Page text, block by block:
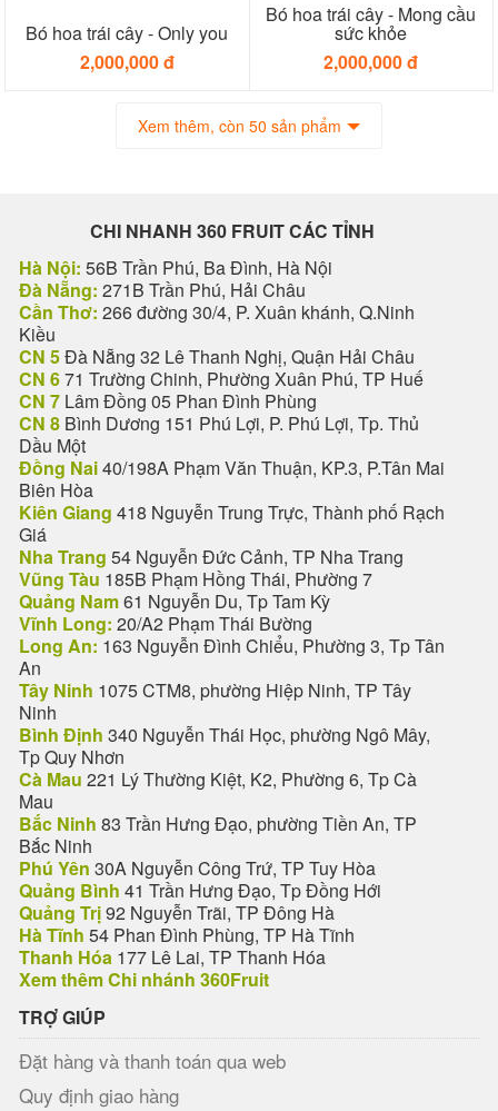
Bó hoa trái cây - Only you
2,000,000 đ
Bó hoa trái cây - Mong cầu
sức khỏe
2,000,000 đ
Xem thêm, còn 50 sản phẩm
CHI NHANH 360 FRUIT CÁC TỈNH
Hà Nội: 56B Trần Phú, Ba Đình, Hà Nội
Đà Nẵng: 271B Trần Phú, Hải Châu
Cần Thơ: 266 đường 30/4, P. Xuân khánh, Q.Ninh
Kiều
CN 5Đà Nẵng 32 Lê Thanh Nghị, Quận Hải Châu
CN 671 Trường Chinh, Phường Xuân Phú, TP Huế
CN 7 Lâm Đồng 05 Phan Đình Phùng
CN 8 Bình Dương 151 Phú Lợi, P. Phú Lợi, Tp. Thủ
Dầu Một
Đồng Nai40/198A Phạm Văn Thuận, KP.3, P.Tân Mai
Biên Hòa
Kiên Giang 418 Nguyễn Trung Trực, Thành phố Rạch
Giá
Nha Trang 54 Nguyễn Đức Cảnh, TP Nha Trang
Vũng Tàu 185B Phạm Hồng Thái, Phường 7
Quảng Nam61 Nguyễn Du, Tp Tam Kỳ
Vĩnh Long: 20/A2 Phạm Thái Bường
Long An: 163 Nguyễn Đình Chiểu, Phường 3, Tp Tân
An
Tây Ninh 1075 CTM8, phường Hiệp Ninh, TP Tây
Ninh
Bình Định 340 Nguyễn Thái Học, phường Ngô Mây,
Tp Quy Nhơn
Cà Mau 221 Lý Thường Kiệt, K2, Phường 6, Tp Cà
Mau
Bắc Ninh 83 Trần Hưng Đạo, phường Tiền An, TP
Bắc Ninh
Phú Yên 30A Nguyễn Công Trứ, TP Tuy Hòa
Quảng Bình 41 Trần Hưng Đạo, Tp Đồng Hới
Quảng Trị92 Nguyễn Trãi, TP Đông Hà
Hà Tĩnh 54 Phan Đình Phùng, TP Hà Tĩnh
Thanh Hóa 177 Lê Lai, TP Thanh Hóa
Xem thêm Chi nhánh 360Fruit
TRỢ GIÚP
Đặt hàng và thanh toán qua web
Quy định giao hàng